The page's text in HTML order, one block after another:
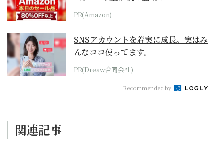
本気が...
PR(Amazon)
SNSアカウントを着実に成長。実はみ
んなココ使ってます。
PR(Dreaw合同会社)
Recommended by
関連記事